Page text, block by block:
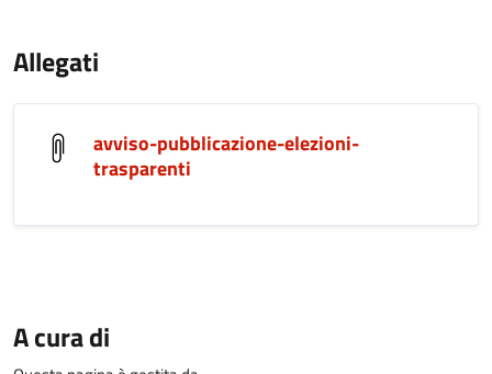
Allegati
avviso-pubblicazione-elezioni-
trasparenti
A cura di